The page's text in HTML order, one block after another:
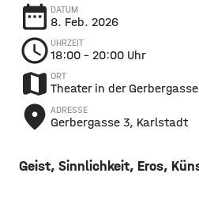
date_range DATUM
8. Feb. 2026
schedule UHRZEIT
18:00 – 20:00 Uhr
map ORT
Theater in der
place ADRESSE
Gerbergasse 3, Karlstadt
Geist, Sinnlichkeit, Eros,